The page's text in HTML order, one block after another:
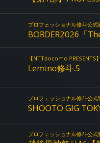
プロフェッショナル修斗公式
BORDER2026「
【NTTdocomo PRESENTS
Lemino修斗.5
プロフェッショナル修斗公式
SHOOTO GIG
プロフェッショナル修斗公式